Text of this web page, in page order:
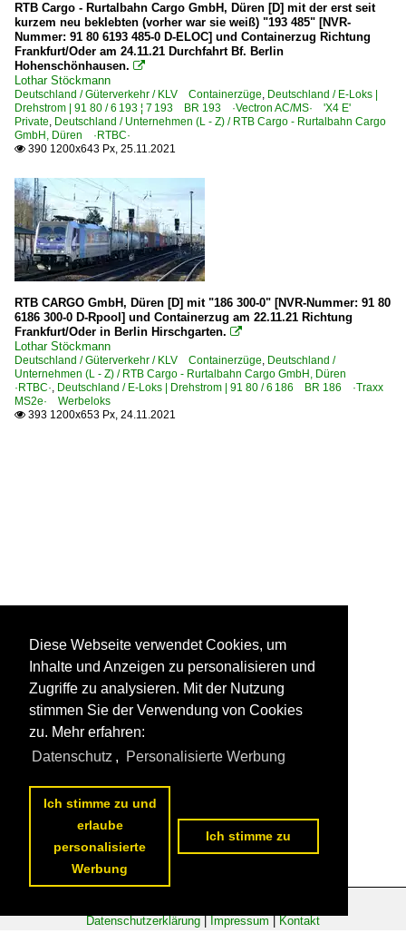
RTB Cargo - Rurtalbahn Cargo GmbH, Düren [D] mit der erst seit
kurzem neu beklebten (vorher war sie weiß) "193 485" [NVR-
Nummer: 91 80 6193 485-0 D-ELOC] und Containerzug Richtung
Frankfurt/Oder am 24.11.21 Durchfahrt Bf. Berlin
Hohenschönhausen. 
Lothar Stöckmann
Deutschland / Güterverkehr / KLV Containerzüge, Deutschland / E-Loks |
Drehstrom | 91 80 / 6 193 ¦ 7 193 BR 193 ·Vectron AC/MS· 'X4 E'
Private, Deutschland / Unternehmen (L - Z) / RTB Cargo - Rurtalbahn Cargo
GmbH, Düren ·RTBC·
 390 1200x643 Px, 25.11.2021
RTB CARGO GmbH, Düren [D] mit "186 300-0" [NVR-Nummer: 91 80
6186 300-0 D-Rpool] und Containerzug am 22.11.21 Richtung
Frankfurt/Oder in Berlin Hirschgarten. 
Lothar Stöckmann
Deutschland / Güterverkehr / KLV Containerzüge, Deutschland /
Unternehmen (L - Z) / RTB Cargo - Rurtalbahn Cargo GmbH, Düren
·RTBC·, Deutschland / E-Loks | Drehstrom | 91 80 / 6 186 BR 186 ·Traxx
MS2e· Werbeloks
 393 1200x653 Px, 24.11.2021
Datenschutzerklärung Impressum Kontakt
Diese Webseite verwendet Cookies, um
Inhalte und Anzeigen zu personalisieren und
Zugriffe zu analysieren. Mit der Nutzung
stimmen Sie der Verwendung von Cookies
zu. Mehr erfahren:
Datenschutz , Personalisierte Werbung
Ich stimme zu und
erlaube
personalisierte
Werbung
Ich stimme zu